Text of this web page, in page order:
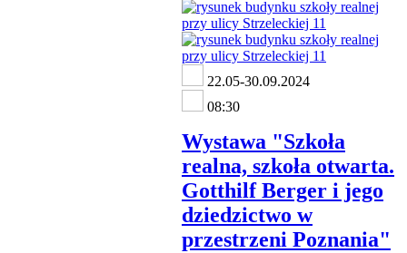
22.05-30.09.2024
08:30
Wystawa "Szkoła
realna, szkoła otwarta.
Gotthilf Berger i jego
dziedzictwo w
przestrzeni Poznania"